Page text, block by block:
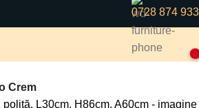
0728 874 933
Crem